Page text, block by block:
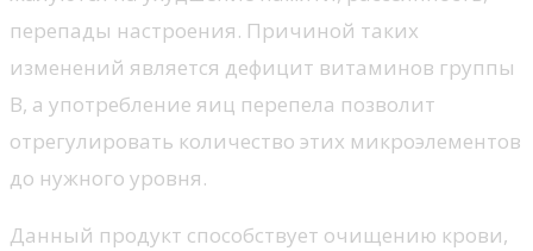
перепады настроения. Причиной таких
изменений является дефицит витаминов группы
В, а употребление яиц перепела позволит
отрегулировать количество этих микроэлементов
до нужного уровня.
Данный продукт способствует очищению крови,